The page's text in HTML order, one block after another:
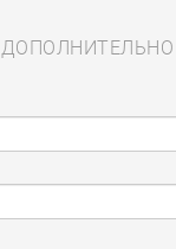
ДОПОЛНИТЕЛЬНО